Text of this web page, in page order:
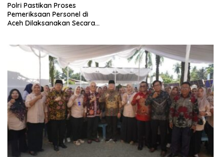
Polri Pastikan Proses
Pemeriksaan Personel di
Aceh Dilaksanakan Secara